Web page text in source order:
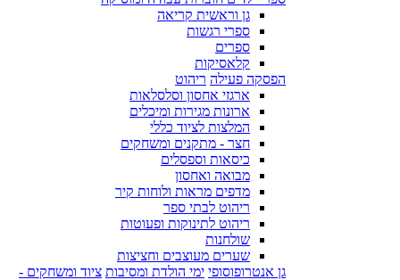
גן וראשית קריאה
ספרי רגשות
ספרים
קלאסיקות
הפסקה פעילה ריהוט
ארגזי אחסון וסלסלאות
ארונות מגירות ומיכלים
המלצות לציוד כללי
חצר - מתקנים ומשחקים
כיסאות וספסלים
מבואה ואחסון
מדפים מראות ולוחות קיר
ריהוט לבתי ספר
ריהוט לתינוקות ופעוטות
שולחנות
שערים מעוצבים וחציצות
גן אנטרופוסופי ימי הולדת ומסיבות ציוד ומשחקים -